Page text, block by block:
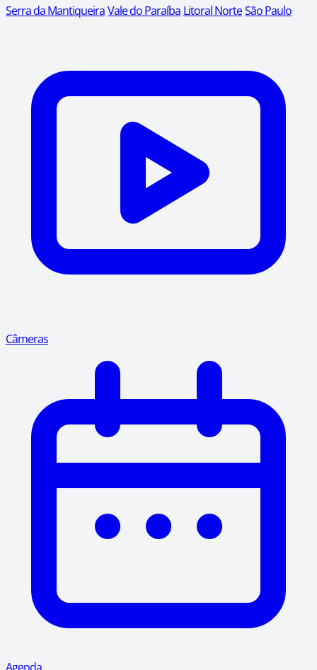
Serra da MantiqueiraVale do Paraíba Litoral NorteSão Paulo
Câmeras